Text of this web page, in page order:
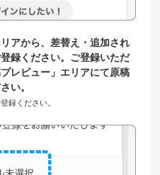
アから、差替え・追加され
録ください。ご登録いただ
レビュー」エリアにて原稿
い。
録ください。